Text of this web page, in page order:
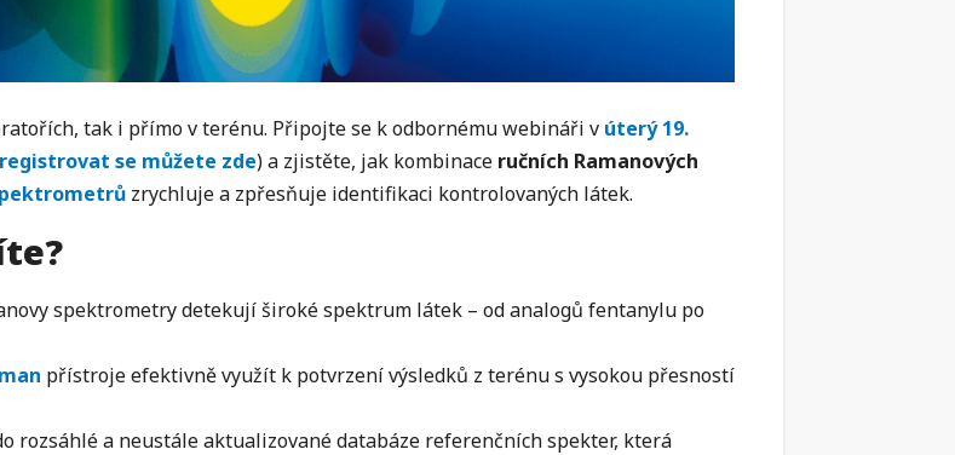
tak i přímo v terénu. Připojte se k odbornému webináři v úterý 19.
registrovat se můžete zde) a zjistěte, jak kombinace ručních Ramanových
zrychluje a zpřesňuje identifikaci kontrolovaných látek.
spektrometry detekují široké spektrum látek – od analogů fentanylu po
přístroje efektivně využít k potvrzení výsledků z terénu s vysokou přesností
rozsáhlé a neustále aktualizované databáze referenčních spekter, která